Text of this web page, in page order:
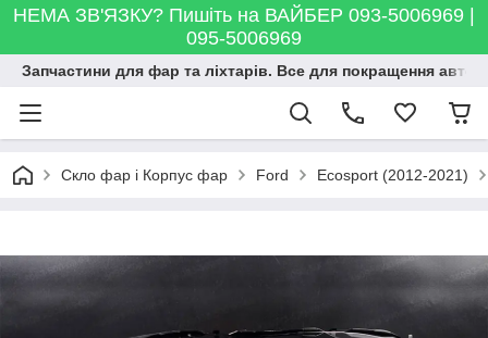
НЕМА ЗВ'ЯЗКУ? Пишіть на ВАЙБЕР 093-5006969 |
095-5006969
Запчастини для фар та ліхтарів. Все для покращення
Скло фар і Корпус фар Ford Ecosport (2012-2021)